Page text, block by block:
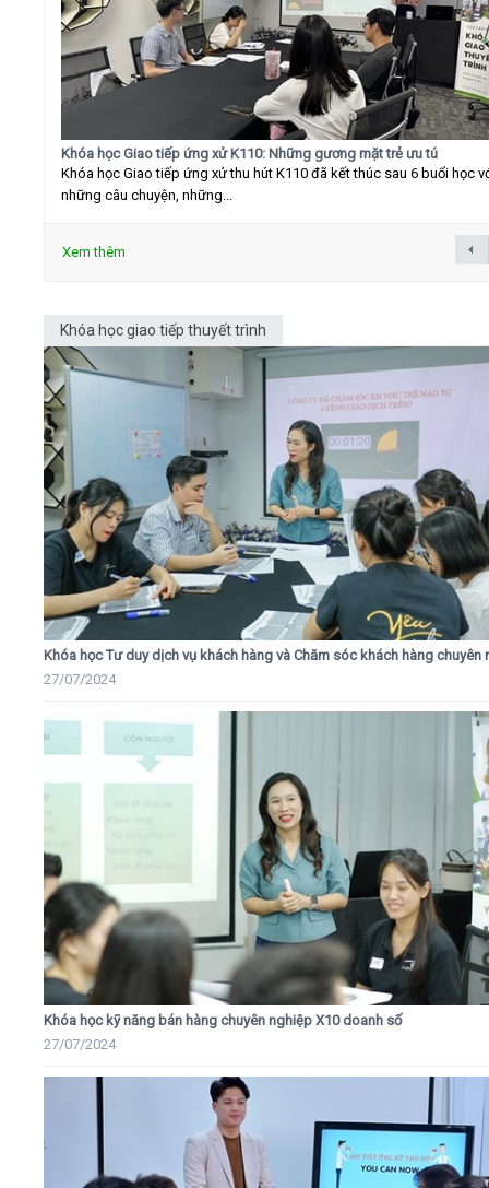
Khóa học Giao tiếp ứng xử K110: Những gương mặt trẻ ưu tú
Khóa học Giao tiếp ứng xử thu hút K110 đã kết thúc sau 6 buổi học
những câu chuyện, những...
Xem thêm
Khóa học giao tiếp thuyết trình
Khóa học Tư duy dịch vụ khách hàng và Chăm sóc khách hàng chuyên
27/07/2024
Khóa học kỹ năng bán hàng chuyên nghiệp X10 doanh số
27/07/2024